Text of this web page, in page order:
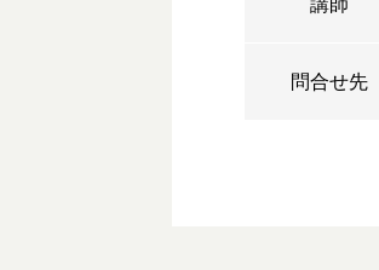
問合せ先